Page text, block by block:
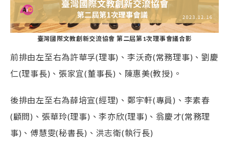
臺灣國際文教創新交流協會 第二屆第1次理事會議合影
前排由左至右為許華孚(理事)、李沃奇(常務理事)、劉慶
仁(理事長)、張家宜(董事長)、陳惠美(教授)。
後排由左至右為薛培宣(經理)、鄭宇軒(專員)、李素春
(顧問)、張華玲(理事)、李亦欣(理事)、翁慶才(常務理
事)、傅慧雯(秘書長)、洪志衛(執行長)